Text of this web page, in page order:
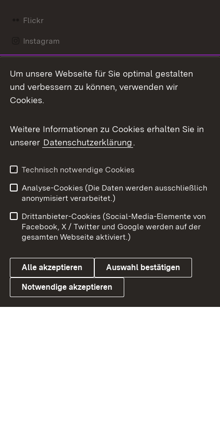
Flickr
Instagram
Mastodon
Messenger
Social Wall
X / Twitter
Youtube
Link zum Landesportal
Benutzungshinweise
Barrierefreiheit
Datenschutz
Cookies
Um unsere Webseite für Sie optimal gestalten
und verbessern zu können, verwenden wir
Cookies.
Weitere Informationen zu Cookies erhalten Sie in
unserer Datenschutzerklärung.
Technisch notwendige Cookies
Analyse-Cookies (Die Daten werden ausschließlich
anonymisiert verarbeitet.)
Drittanbieter-Cookies (Social-Media-Elemente von
Facebook, X / Twitter und Google werden auf der
gesamten Webseite aktiviert.)
Alle akzeptieren Auswahl bestätigen
Notwendige akzeptieren